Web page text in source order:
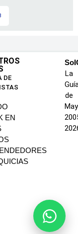
DE
EN
La
de